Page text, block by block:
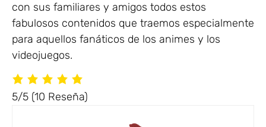
con sus familiares y amigos todos estos
fabulosos contenidos que traemos especialmente
para aquellos fanáticos de los animes y los
videojuegos.
5/5 (10 Reseña)